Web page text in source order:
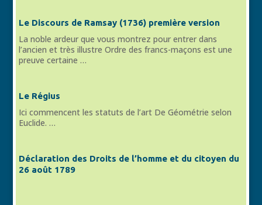
Le Discours de Ramsay (1736) première version
La noble ardeur que vous montrez pour entrer dans
l’ancien et très illustre Ordre des francs-maçons est une
preuve certaine …
Le Régius
Ici commencent les statuts de l’art De Géométrie selon
Euclide. …
Déclaration des Droits de l’homme et du citoyen du
26 août 1789